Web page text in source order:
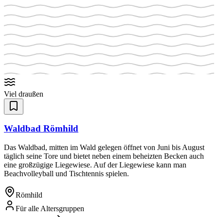
Viel draußen
Waldbad Römhild
Das Waldbad, mitten im Wald gelegen öffnet von Juni bis August
täglich seine Tore und bietet neben einem beheizten Becken auch
eine großzügige Liegewiese. Auf der Liegewiese kann man
Beachvolleyball und Tischtennis spielen.
Römhild
Für alle Altersgruppen